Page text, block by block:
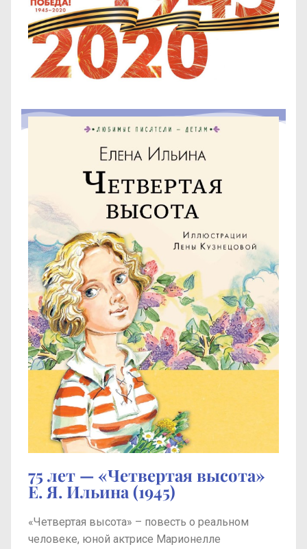
75 лет — «Четвертая высота»
Е. Я. Ильина (1945)
«Четвертая высота» – повесть о реальном
человеке, юной актрисе Марионелле